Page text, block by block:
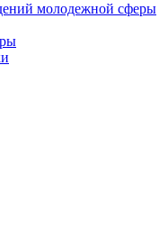
молодежной сферы